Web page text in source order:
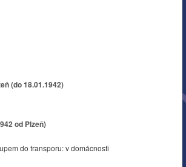
(do 18.01.1942)
od Plzeň)
do transporu: v domácnosti